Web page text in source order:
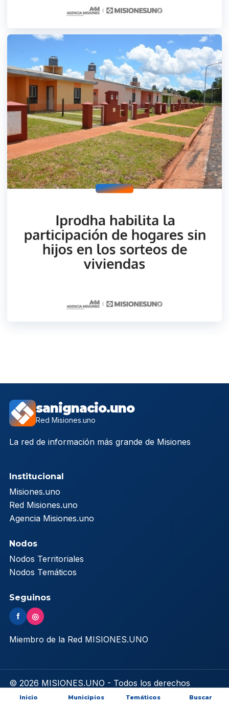
sanignacio.uno
Red Misiones.uno
La red de información más grande de Misiones
Institucional
Misiones.uno
Red Misiones.uno
Agencia Misiones.uno
Nodos
Nodos Territoriales
Nodos Temáticos
Seguinos
f ◎
Miembro de la Red MISIONES.UNO
© 2026 MISIONES.UNO - Todos los derechos
reservados
Inicio Municipios Temáticos Buscar